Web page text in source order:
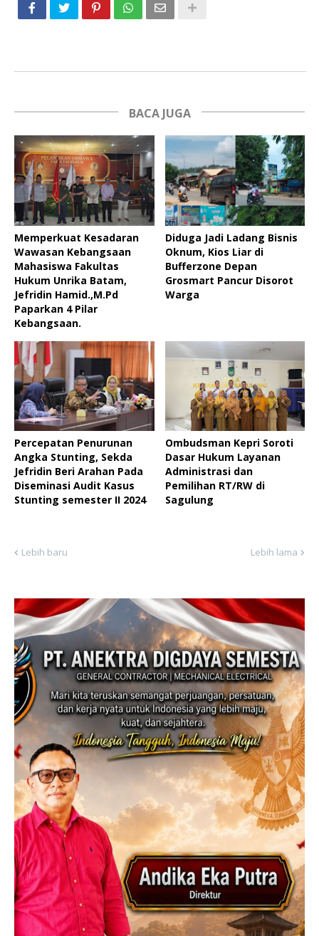
BACA JUGA
Memperkuat Kesadaran
Wawasan Kebangsaan
Mahasiswa Fakultas
Hukum Unrika Batam,
Jefridin Hamid.,M.Pd
Paparkan 4 Pilar
Kebangsaan.
Diduga Jadi Ladang Bisnis
Oknum, Kios Liar di
Bufferzone Depan
Grosmart Pancur Disorot
Warga
Percepatan Penurunan
Angka Stunting, Sekda
Jefridin Beri Arahan Pada
Diseminasi Audit Kasus
Stunting semester II 2024
Ombudsman Kepri Soroti
Dasar Hukum Layanan
Administrasi dan
Pemilihan RT/RW di
Sagulung
Lebih baru Lebih lama